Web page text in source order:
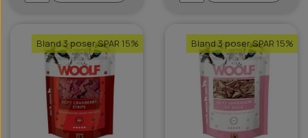
Bland 3 poser SPAR 15% Bland 3 poser SPAR 15%